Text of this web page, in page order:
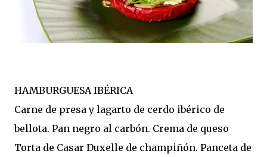
HAMBURGUESA IBÉRICA
Carne de presa y lagarto de cerdo ibérico de
bellota. Pan negro al carbón. Crema de queso
Torta de Casar Duxelle de champiñón. Panceta de